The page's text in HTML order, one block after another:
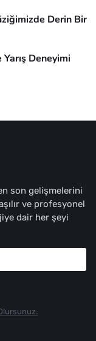
Derin Bir
Deneyimi
son gelişmelerini
ve profesyonel
dair her şeyi